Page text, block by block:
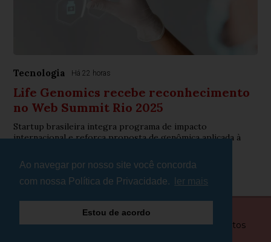
Ao navegar por nosso site você concorda
com nossa Política de Privacidade.
ler mais
Estou de acordo
Tecnologia Há 22 horas
Life Genomics recebe reconhecimento
no Web Summit Rio 2025
Startup brasileira integra programa de impacto
internacional e reforça proposta de genômica aplicada à
© Copyright 2026 - Plantão Minas - Todos os direitos